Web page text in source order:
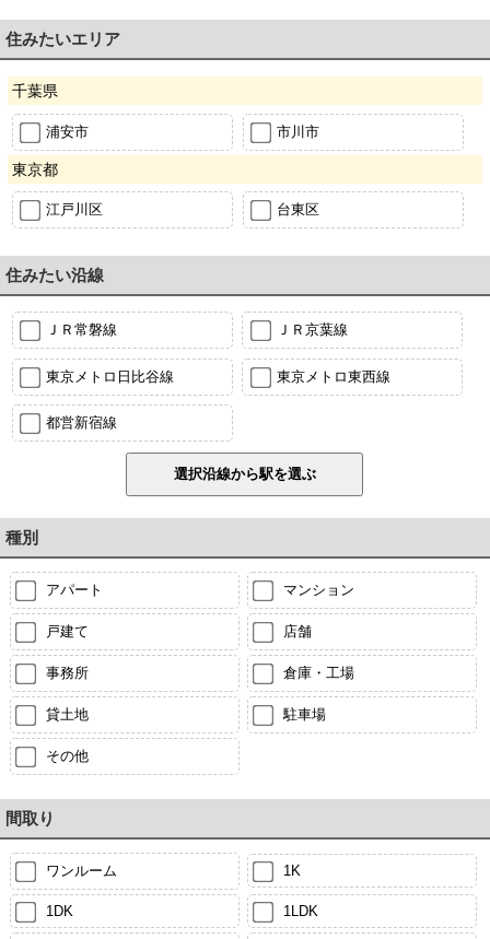
住みたいエリア
千葉県
浦安市 市川市
東京都
江戸川区 台東区
住みたい沿線
ＪＲ常磐線 ＪＲ京葉線
東京メトロ日比谷線 東京メトロ東西線
都営新宿線
種別
アパート マンション
戸建て 店舗
事務所 倉庫・工場
貸土地 駐車場
その他
間取り
ワンルーム 1K
1DK 1LDK